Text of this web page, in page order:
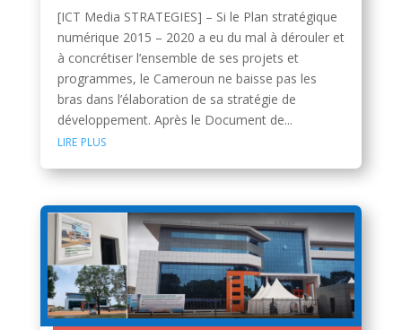
[ICT Media STRATEGIES] – Si le Plan stratégique
numérique 2015 – 2020 a eu du mal à dérouler et
à concrétiser l’ensemble de ses projets et
programmes, le Cameroun ne baisse pas les
bras dans l’élaboration de sa stratégie de
développement. Après le Document de...
lire plus